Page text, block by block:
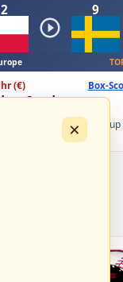
2 9
(€) Box-
vs. Sweden
B Pool 2026 - Group
×